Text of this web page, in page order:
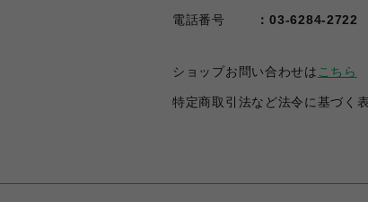
電話番号 03-6284-2722
ショップお問い合わせは こちら
特定商取引法など法令に基づく